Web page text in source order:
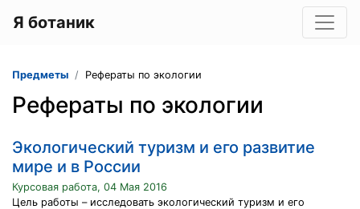
Я ботаник
Предметы Рефераты по экологии
Рефераты по экологии
Экологический туризм и его развитие
мире и в России
Курсовая работа, 04 Мая 2016
Цель работы – исследовать экологический туризм и его